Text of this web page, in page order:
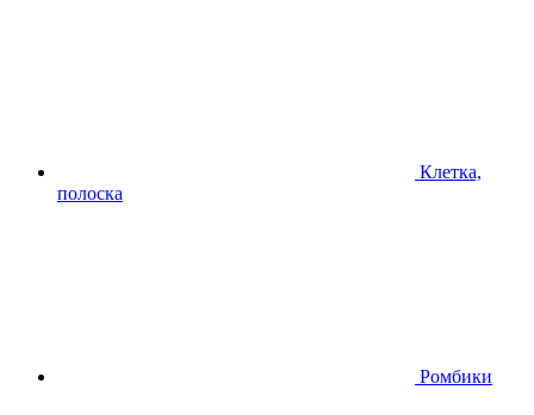
Клетка,
полоска
Ромбики